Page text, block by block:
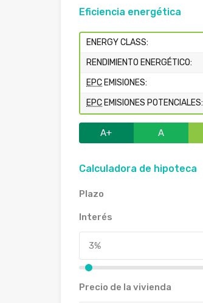
Eficiencia energética
ENERGY CLASS:
RENDIMIENTO ENERGÉTICO:
EPC EMISIONES:
EPC EMISIONES POTENCIALES:
A+ A
Calculadora de hipoteca
Plazo
Interés
Precio de la vivienda